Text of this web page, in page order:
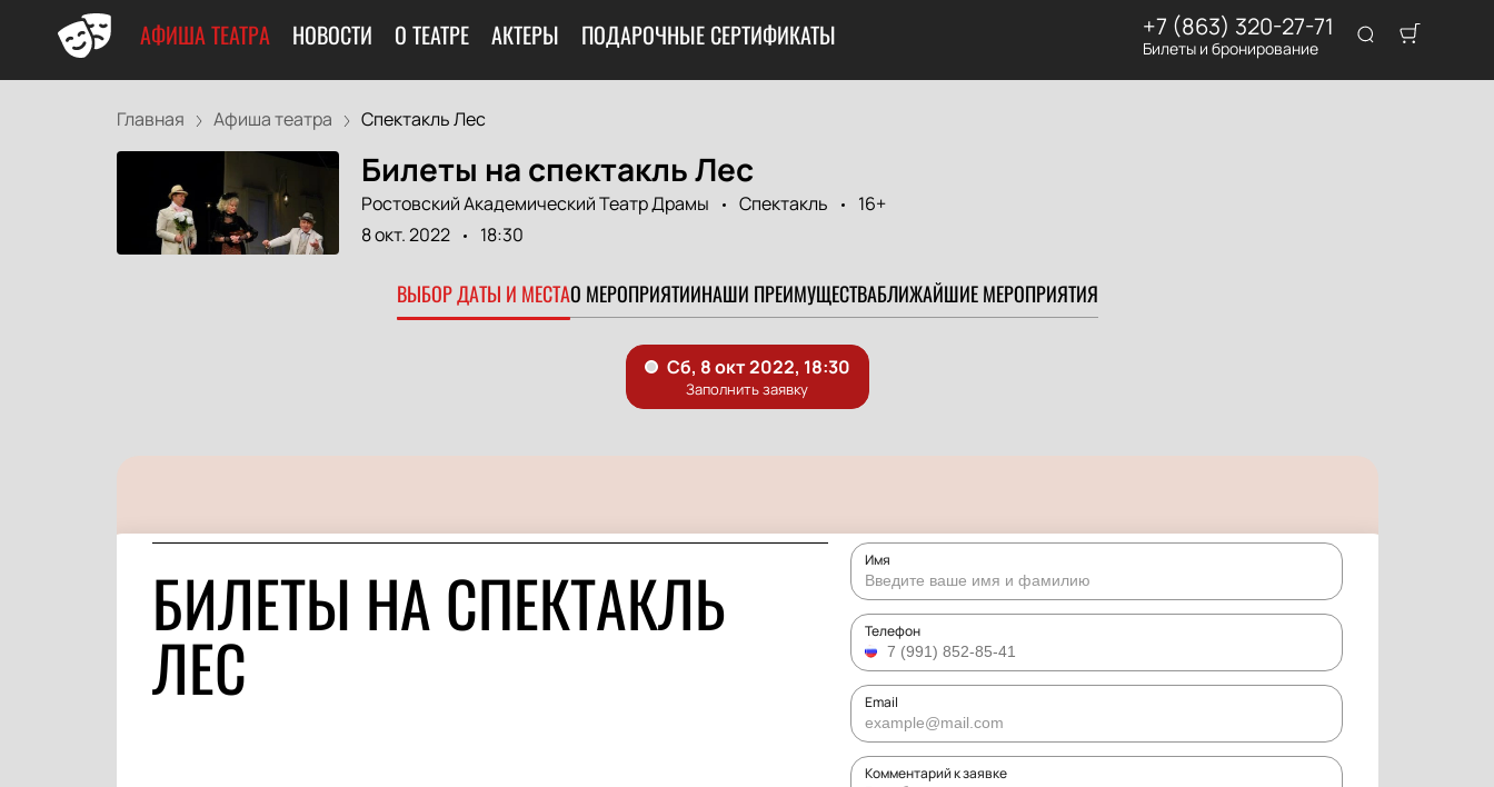
АФИША ТЕАТРА НОВОСТИ О ТЕАТРЕ АКТЕРЫ ПОДАРОЧНЫЕ СЕРТИФИКАТЫ +7 (863) 320-27-71
Билеты и бронирование
Главная Афиша театра Спектакль Лес
Билеты на спектакль Лес
Ростовский Академический Театр Драмы Спектакль
16+
8 окт. 2022
18:30
ВЫБОР ДАТЫ И МЕСТАО МЕРОПРИЯТИИНАШИ ПРЕИМУЩЕСТВАБЛИЖАЙШИЕ МЕРОПРИЯТИЯ
БИЛЕТЫ НА СПЕКТАКЛЬ
ЛЕС
Имя
Телефон
Email
Комментарий к заявке